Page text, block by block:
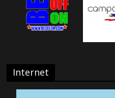
Internet